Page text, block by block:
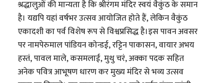
श्रद्धालुओं की मान्यता है कि श्रीरंगम मंदिर स्वयं वैकुंठ के समान
है। यद्यपि यहां वर्षभर उत्सव आयोजित होते हैं, लेकिन वैकुंठ
एकादशी का पर्व विशेष रूप से विश्वप्रसिद्ध है।इस पावन अवसर
पर नामपेरुमाल पांडियन कोन्डई, रट्टिन पाकासन, वायार अभय
हस्तं, पावल माले, कसमलाई, मुथु चरं, अक्का पदक सहित
अनेक पवित्र आभूषण धारण कर मुख्य मंदिर से भव्य उत्सव